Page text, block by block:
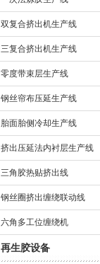
双复合挤出机生产线
三复合挤出机生产线
零度带束层生产线
钢丝帘布压延生产线
胎面胎侧冷却生产线
挤出压延法内衬层生产线
三角胶热贴挤出线
钢丝圈挤出缠绕联动线
六角多工位缠绕机
再生胶设备